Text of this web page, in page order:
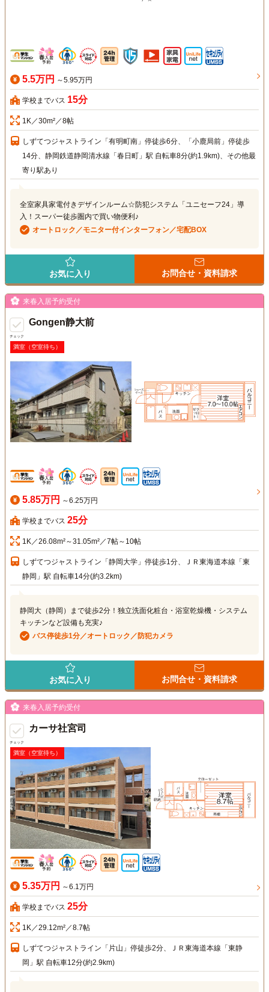
5.5万円 ～5.95万円
学校までバス 15分
1K／30m²／8帖
しずてつジャストライン「有明町南」停徒歩6分、「小鹿局前」停徒歩
14分、静岡鉄道静岡清水線「春日町」駅 自転車8分(約1.9km)、その他最
寄り駅あり
全室家具家電付きデザインルーム☆防犯システム「ユニセーフ24」導
入！スーパー徒歩圏内で買い物便利♪
オートロック／モニター付インターフォン／宅配BOX
お気に入り お問合せ・資料請求
チェック
来春入居予約受付
Gongen静大前
満室（空室待ち）
5.85万円 ～6.25万円
学校までバス 25分
1K／26.08m²～31.05m²／7帖～10帖
しずてつジャストライン「静岡大学」停徒歩1分、ＪＲ東海道本線「東
静岡」駅 自転車14分(約3.2km)
静岡大（静岡）まで徒歩2分！独立洗面化粧台・浴室乾燥機・システム
キッチンなど設備も充実♪
バス停徒歩1分／オートロック／防犯カメラ
お気に入り お問合せ・資料請求
チェック
来春入居予約受付
カーサ社宮司
満室（空室待ち）
5.35万円 ～6.1万円
学校までバス 25分
1K／29.12m²／8.7帖
しずてつジャストライン「片山」停徒歩2分、ＪＲ東海道本線「東静
岡」駅 自転車12分(約2.9km)